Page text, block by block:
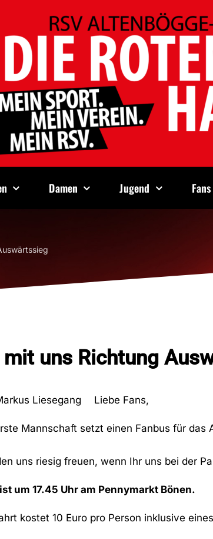
Damen Jugend Fans
mit uns Richtung
Liebe Fans,
Mannschaft setzt einen Fanbus für das
uns riesig freuen, wenn Ihr uns bei der
um 17.45 Uhr am Pennymarkt Bönen.
kostet 10 Euro pro Person inklusive